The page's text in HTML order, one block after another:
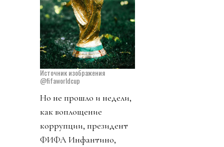
Источник изображения
@fifaworldcup
Но не прошло и недели,
как воплощение
коррупции, президент
ФИФА Инфантино,